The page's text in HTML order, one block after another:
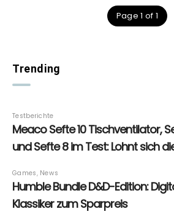
Page 1 of 1
Trending